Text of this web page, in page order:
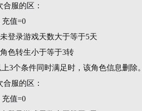
合服的区：
充值=0
登录游戏天数大于等于5天
色转生小于等于3转
3个条件同时满足时，该角色信息删除。
合服的区：
充值=0